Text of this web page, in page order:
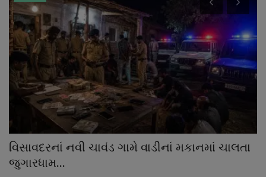
વિસાવદરનાં નવી ચાવંડ ગામે વાડીનાં મકાનમાં ચાલતા
જુગારધામ...